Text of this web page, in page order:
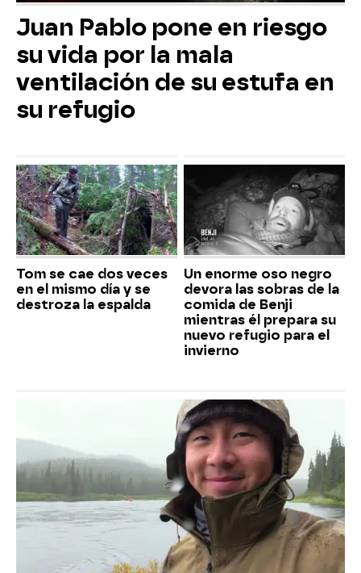
Juan Pablo pone en riesgo
su vida por la mala
ventilación de su estufa en
su refugio
Tom se cae dos veces
en el mismo día y se
destroza la espalda
Un enorme oso negro
devora las sobras de la
comida de Benji
mientras él prepara su
nuevo refugio para el
invierno